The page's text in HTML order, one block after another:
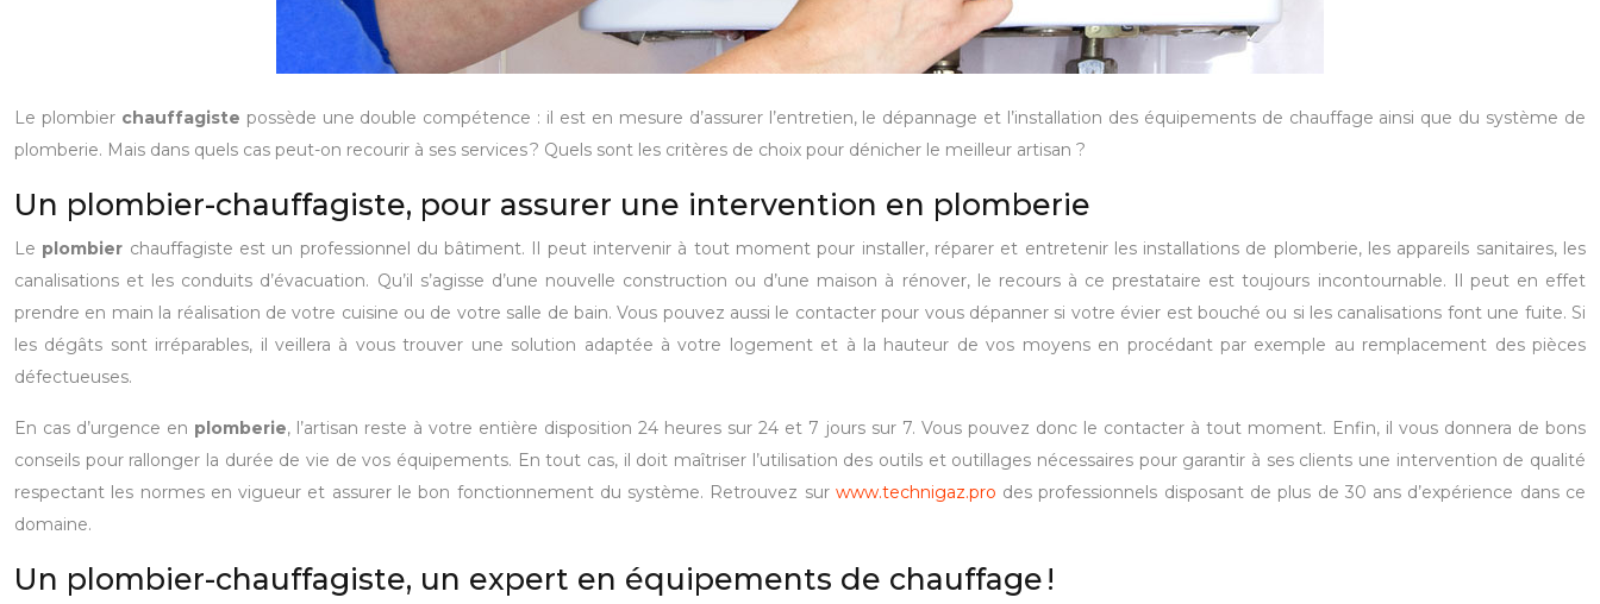
Le plombier chauffagiste possède une double compétence : il est en mesure d’assurer l’entretien, le dépannage et l’installation des équipements de chauffage ainsi que du système de
plomberie. Mais dans quels cas peut-on recourir à ses services ? Quels sont les critères de choix pour dénicher le meilleur artisan ?
Un plombier-chauffagiste, pour assurer une intervention en plomberie
Le plombier chauffagiste est un professionnel du bâtiment. Il peut intervenir à tout moment pour installer, réparer et entretenir les installations de plomberie, les appareils sanitaires, les
canalisations et les conduits d’évacuation. Qu’il s’agisse d’une nouvelle construction ou d’une maison à rénover, le recours à ce prestataire est toujours incontournable. Il peut en effet
prendre en main la réalisation de votre cuisine ou de votre salle de bain. Vous pouvez aussi le contacter pour vous dépanner si votre évier est bouché ou si les canalisations font une fuite. Si
les dégâts sont irréparables, il veillera à vous trouver une solution adaptée à votre logement et à la hauteur de vos moyens en procédant par exemple au remplacement des pièces
défectueuses.
En cas d’urgence en plomberie, l’artisan reste à votre entière disposition 24 heures sur 24 et 7 jours sur 7. Vous pouvez donc le contacter à tout moment. Enfin, il vous donnera de bons
conseils pour rallonger la durée de vie de vos équipements. En tout cas, il doit maîtriser l’utilisation des outils et outillages nécessaires pour garantir à ses clients une intervention de qualité
respectant les normes en vigueur et assurer le bon fonctionnement du système. Retrouvez sur www.technigaz.pro des professionnels disposant de plus de 30 ans d’expérience dans ce
domaine.
Un plombier-chauffagiste, un expert en équipements de chauffage !